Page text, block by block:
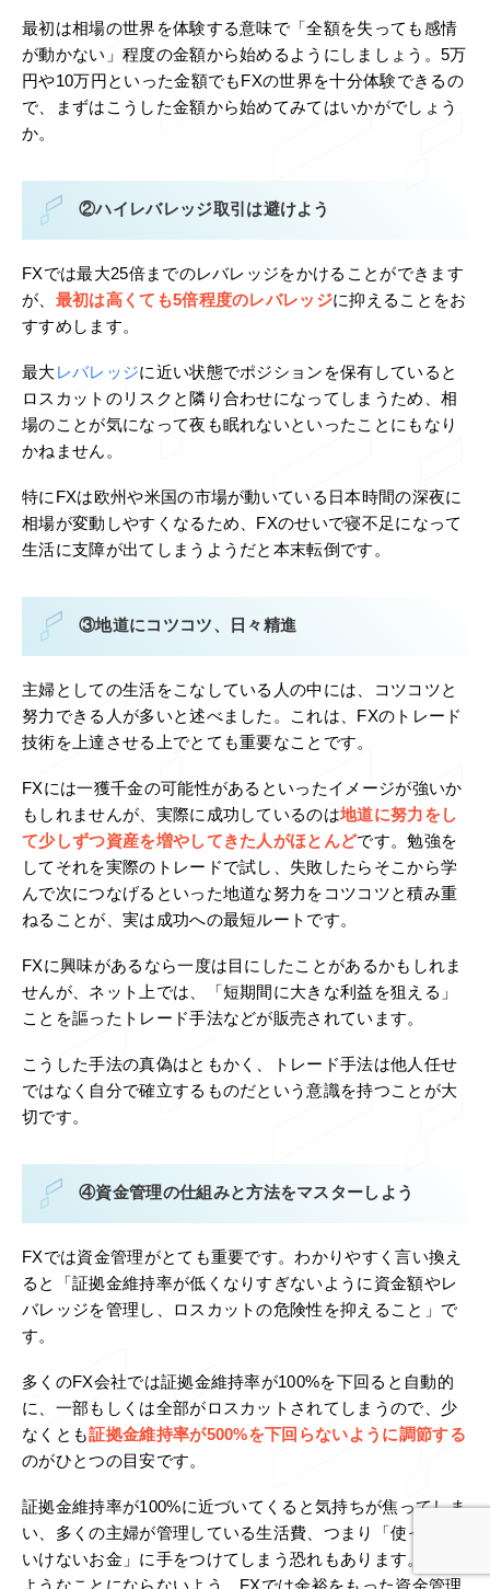
最初は相場の世界を体験する意味で「全額を失っても感情
が動かない」程度の金額から始めるようにしましょう。5万
円や10万円といった金額でもFXの世界を十分体験できるの
で、まずはこうした金額から始めてみてはいかがでしょう
か。
②ハイレバレッジ取引は避けよう
FXでは最大25倍までのレバレッジをかけることができます
が、 最初は高くても5倍程度のレバレッジに抑えることをお
すすめします。
最大 レバレッジに近い状態でポジションを保有していると
ロスカットのリスクと隣り合わせになってしまうため、相
場のことが気になって夜も眠れないといったことにもなり
かねません。
特にFXは欧州や米国の市場が動いている日本時間の深夜に
相場が変動しやすくなるため、FXのせいで寝不足になって
生活に支障が出てしまうようだと本末転倒です。
③地道にコツコツ、日々精進
主婦としての生活をこなしている人の中には、コツコツと
努力できる人が多いと述べました。これは、FXのトレード
技術を上達させる上でとても重要なことです。
FXには一獲千金の可能性があるといったイメージが強いか
もしれませんが、実際に成功しているのは地道に努力をし
て少しずつ資産を増やしてきた人がほとんどです。勉強を
してそれを実際のトレードで試し、失敗したらそこから学
んで次につなげるといった地道な努力をコツコツと積み重
ねることが、実は成功への最短ルートです。
FXに興味があるなら一度は目にしたことがあるかもしれま
せんが、ネット上では、「短期間に大きな利益を狙える」
ことを謳ったトレード手法などが販売されています。
こうした手法の真偽はともかく、トレード手法は他人任せ
ではなく自分で確立するものだという意識を持つことが大
切です。
④資金管理の仕組みと方法をマスターしよう
FXでは資金管理がとても重要です。わかりやすく言い換え
ると「証拠金維持率が低くなりすぎないように資金額やレ
バレッジを管理し、ロスカットの危険性を抑えること」で
す。
多くのFX会社では証拠金維持率が100%を下回ると自動的
に、一部もしくは全部がロスカットされてしまうので、少
なくとも証拠金維持率が500%を下回らないように調節する
のがひとつの目安です。
証拠金維持率が100%に近づいてくると気持ちが焦ってしま
い、多くの主婦が管理している生活費、つまり「使っては
いけないお金」に手をつけてしまう恐れもあります。その